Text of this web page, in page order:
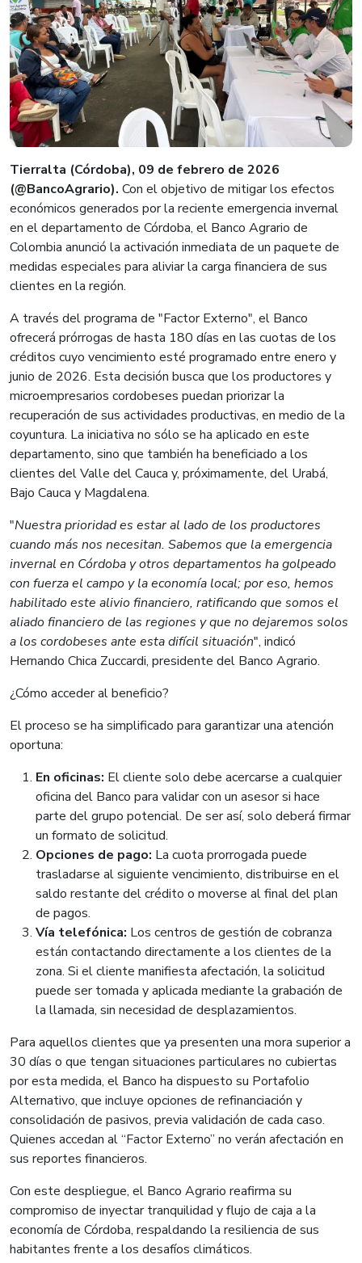
Tierralta (Córdoba), 09 de febrero de 2026
(@BancoAgrario). Con el objetivo de mitigar los efectos
económicos generados por la reciente emergencia invernal
en el departamento de Córdoba, el Banco Agrario de
Colombia anunció la activación inmediata de un paquete de
medidas especiales para aliviar la carga financiera de sus
clientes en la región.
A través del programa de "Factor Externo", el Banco
ofrecerá prórrogas de hasta 180 días en las cuotas de los
créditos cuyo vencimiento esté programado entre enero y
junio de 2026. Esta decisión busca que los productores y
microempresarios cordobeses puedan priorizar la
recuperación de sus actividades productivas, en medio de la
coyuntura. La iniciativa no sólo se ha aplicado en este
departamento, sino que también ha beneficiado a los
clientes del Valle del Cauca y, próximamente, del Urabá,
Bajo Cauca y Magdalena.
"Nuestra prioridad es estar al lado de los productores
cuando más nos necesitan. Sabemos que la emergencia
invernal en Córdoba y otros departamentos ha golpeado
con fuerza el campo y la economía local; por eso, hemos
habilitado este alivio financiero, ratificando que somos el
aliado financiero de las regiones y que no dejaremos solos
a los cordobeses ante esta difícil situación", indicó
Hernando Chica Zuccardi, presidente del Banco Agrario.
¿Cómo acceder al beneficio?
El proceso se ha simplificado para garantizar una atención
oportuna:
En oficinas: El cliente solo debe acercarse a cualquier
oficina del Banco para validar con un asesor si hace
parte del grupo potencial. De ser así, solo deberá firmar
un formato de solicitud.
Opciones de pago: La cuota prorrogada puede
trasladarse al siguiente vencimiento, distribuirse en el
saldo restante del crédito o moverse al final del plan
de pagos.
Vía telefónica: Los centros de gestión de cobranza
están contactando directamente a los clientes de la
zona. Si el cliente manifiesta afectación, la solicitud
puede ser tomada y aplicada mediante la grabación de
la llamada, sin necesidad de desplazamientos.
Para aquellos clientes que ya presenten una mora superior a
30 días o que tengan situaciones particulares no cubiertas
por esta medida, el Banco ha dispuesto su Portafolio
Alternativo, que incluye opciones de refinanciación y
consolidación de pasivos, previa validación de cada caso.
Quienes accedan al “Factor Externo” no verán afectación en
sus reportes financieros.
Con este despliegue, el Banco Agrario reafirma su
compromiso de inyectar tranquilidad y flujo de caja a la
economía de Córdoba, respaldando la resiliencia de sus
habitantes frente a los desafíos climáticos.